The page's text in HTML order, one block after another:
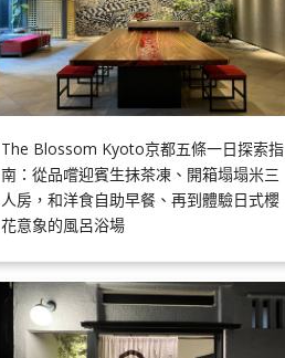
The Blossom Kyoto京都五條一日探索指
南：從品嚐迎賓生抹茶凍、開箱塌塌米三
人房，和洋食自助早餐、再到體驗日式櫻
花意象的風呂浴場